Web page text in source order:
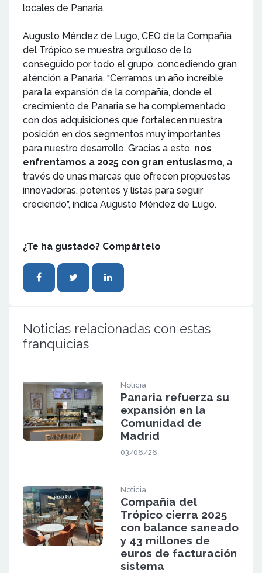
locales de Panaria.
Augusto Méndez de Lugo, CEO de la Compañía
del Trópico se muestra orgulloso de lo
conseguido por todo el grupo, concediendo gran
atención a Panaria. “Cerramos un año increíble
para la expansión de la compañía, donde el
crecimiento de Panaria se ha complementado
con dos adquisiciones que fortalecen nuestra
posición en dos segmentos muy importantes
para nuestro desarrollo. Gracias a esto, nos
enfrentamos a 2025 con gran entusiasmo, a
través de unas marcas que ofrecen propuestas
innovadoras, potentes y listas para seguir
creciendo”, indica Augusto Méndez de Lugo.
¿Te ha gustado? Compártelo
Noticias relacionadas con estas
franquicias
Noticia
Panaria refuerza su
expansión en la
Comunidad de
Madrid
03/06/26
Noticia
Compañía del
Trópico cierra 2025
con balance saneado
y 43 millones de
euros de facturación
sistema